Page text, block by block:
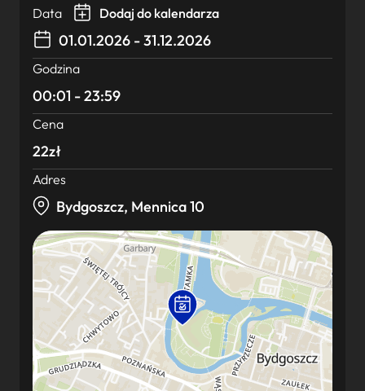
Data Dodaj do kalendarza
01.01.2026 - 31.12.2026
Godzina
00:01 - 23:59
Cena
22zł
Adres
Bydgoszcz, Mennica 10